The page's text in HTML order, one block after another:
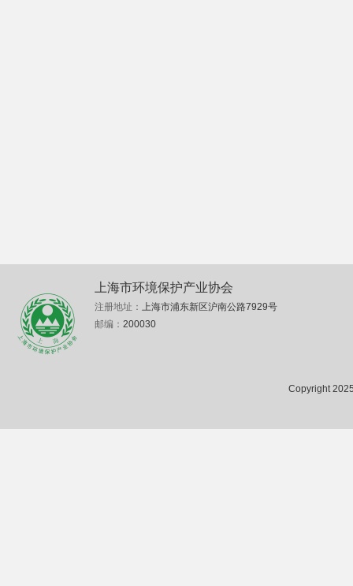
上海市环境保护产业协会
注册地址： 上海市浦东新区沪南公路7929号
邮编： 200030
Copyright